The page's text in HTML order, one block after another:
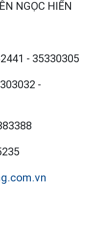
NGỌC HIỂN
- 35330305
-